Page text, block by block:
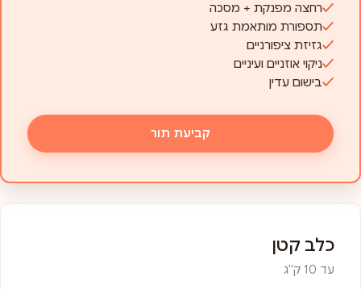
כלב קטן
עד 10 ק"ג
רחצה מפנקת + מסכה
תספורת מותאמת גזע
גזיזת ציפורניים
ניקוי אוזניים ועיניים
בישום עדין
קביעת תור